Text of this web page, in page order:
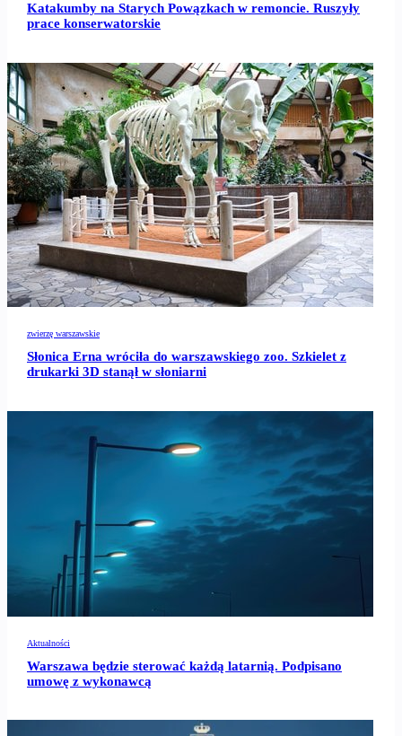
Katakumby na Starych Powązkach w remoncie. Ruszyły
prace konserwatorskie
zwierzę warszawskie
Słonica Erna wróciła do warszawskiego zoo. Szkielet z
drukarki 3D stanął w słoniarni
Aktualności
Warszawa będzie sterować każdą latarnią. Podpisano
umowę z wykonawcą